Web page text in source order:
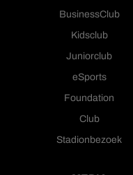
BusinessClub
Kidsclub
Juniorclub
eSports
Foundation
Club
Stadionbezoek